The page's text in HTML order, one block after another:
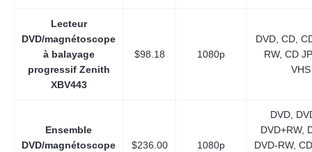
Lecteur
DVD/magnétoscope
à balayage
progressif Zenith
XBV443
$98.18 1080p
DVD, CD,
RW, CD
VHS
Ensemble
DVD/magnétoscope
$236.00 1080p
DVD,
DVD+RW,
DVD-RW,